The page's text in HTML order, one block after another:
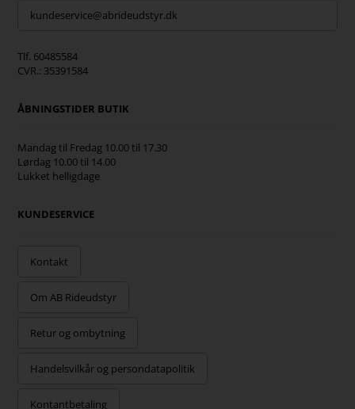
kundeservice@abrideudstyr.dk
Tlf. 60485584
CVR.: 35391584
ÅBNINGSTIDER BUTIK
Mandag til Fredag 10.00 til 17.30
Lørdag 10.00 til 14.00
Lukket helligdage
KUNDESERVICE
Kontakt
Om AB Rideudstyr
Retur og ombytning
Handelsvilkår og persondatapolitik
Kontantbetaling